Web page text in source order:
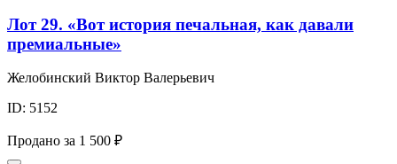
Лот 29. «Вот история печальная, как давали
премиальные»
Желобинский Виктор Валерьевич
ID: 5152
Продано за 1 500 ₽